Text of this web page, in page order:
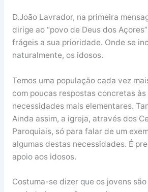
D.João Lavrador, na primeira
dirige ao “povo de Deus dos
frágeis a sua prioridade. Onde se
naturalmente, os idosos.
Temos uma população cada vez
com poucas respostas concretas às
necessidades mais elementares.
Ainda assim, a igreja, através dos
Paroquiais, só para falar de um
algumas destas necessidades. É
apoio aos idosos.
Costuma-se dizer que os jovens